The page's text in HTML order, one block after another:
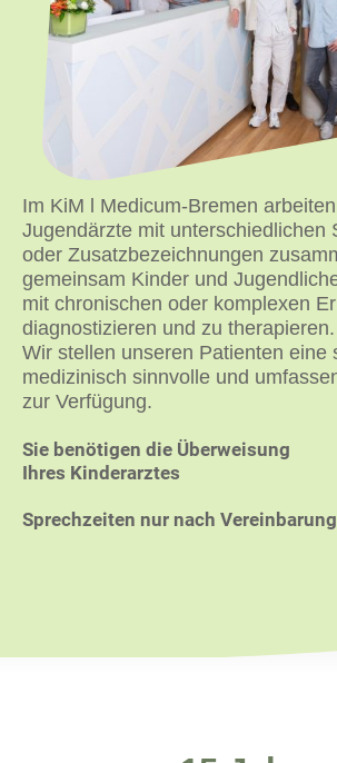
Im KiM l Medicum-Bremen
Jugendärzte mit unterschiedlichen
oder Zusatzbezeichnungen
gemeinsam Kinder und
mit chronischen oder komplexen
diagnostizieren und zu therapieren.
Wir stellen unseren Patienten eine
medizinisch sinnvolle und
zur Verfügung.
Sie benötigen die Überweisung
Ihres Kinderarztes
Sprechzeiten nur nach Vereinbarung